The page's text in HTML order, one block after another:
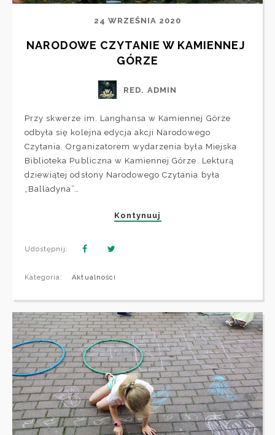
24 WRZEŚNIA 2020
NARODOWE CZYTANIE W KAMIENNEJ
GÓRZE
RED. ADMIN
Przy skwerze im. Langhansa w Kamiennej Górze
odbyła się kolejna edycja akcji Narodowego
Czytania. Organizatorem wydarzenia była Miejska
Biblioteka Publiczna w Kamiennej Górze. Lekturą
dziewiątej odsłony Narodowego Czytania była
„Balladyna”…
Kontynuuj
Udostępnij:
Kategoria: Aktualności